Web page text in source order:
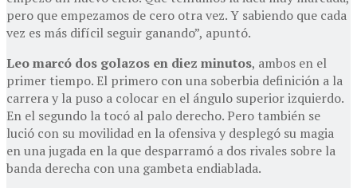
pero que empezamos de cero otra vez. Y sabiendo que cada
vez es más difícil seguir ganando”, apuntó.
Leo marcó dos golazos en diez minutos, ambos en el
primer tiempo. El primero con una soberbia definición a la
carrera y la puso a colocar en el ángulo superior izquierdo.
En el segundo la tocó al palo derecho. Pero también se
lució con su movilidad en la ofensiva y desplegó su magia
en una jugada en la que desparramó a dos rivales sobre la
banda derecha con una gambeta endiablada.